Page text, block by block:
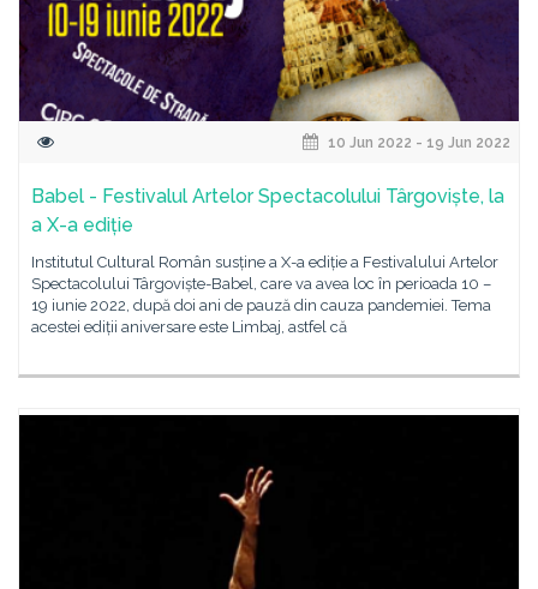
10 Jun 2022 - 19 Jun 2022
Babel - Festivalul Artelor Spectacolului Târgoviște, la
a X-a ediție
Institutul Cultural Român susține a X-a ediție a Festivalului Artelor
Spectacolului Târgoviște-Babel, care va avea loc în perioada 10 –
19 iunie 2022, după doi ani de pauză din cauza pandemiei. Tema
acestei ediții aniversare este Limbaj, astfel că